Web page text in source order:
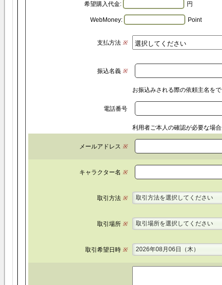
希望購入代金: 円
WebMoney: Point
支払方法※
振込名義※
お振込みされる際の依頼主名を
電話番号
利用者ご本人の確認が必要な場
メールアドレス ※
キャラクター名 ※
取引方法※ 取引方法を選択してください
取引場所※ 取引場所を選択してください
取引希望日時※ 2026年08月06日（木）